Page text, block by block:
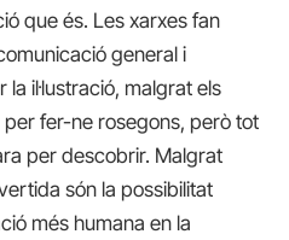
que és. Les xarxes fan
general i
il·lustració, malgrat els
fer-ne rosegons, però tot
per descobrir. Malgrat
són la possibilitat
més humana en la